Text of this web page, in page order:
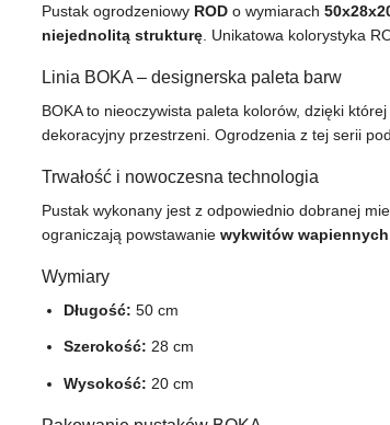
Pustak ogrodzeniowy ROD o wymiarach
niejednolitą strukturę . Unikatowa kolorystyka
Linia BOKA – designerska paleta barw
BOKA to nieoczywista paleta kolorów, dzięki
dekoracyjny przestrzeni. Ogrodzenia z tej serii
Trwałość i nowoczesna technologia
Pustak wykonany jest z odpowiednio dobranej
ograniczają powstawanie wykwitów wapiennych
Wymiary
Długość: 50 cm
Szerokość: 28 cm
Wysokość: 20 cm